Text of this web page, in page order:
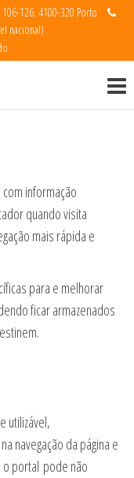
126, 4100-320 Porto
nacional)
informação
quando visita
mais rápida e
para e melhorar
ficar armazenados
utilizável,
navegação da página e
o portal pode não